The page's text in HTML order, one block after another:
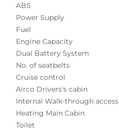
ABS
Power Supply
Fuel
Engine Capacity
Dual Battery System
No. of seatbelts
Cruise control
Airco Drivers's cabin
Internal Walk-through access
Heating Main Cabin
Toilet